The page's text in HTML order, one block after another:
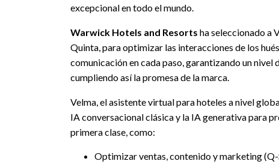
excepcional en todo el mundo.
Warwick Hotels and Resorts ha seleccionado a
Quinta, para optimizar las interacciones de los
comunicación en cada paso, garantizando un nivel
cumpliendo así la promesa de la marca.
Velma, el asistente virtual para hoteles a nivel
IA conversacional clásica y la IA generativa para
primera clase, como:
Optimizar ventas, contenido y marketing